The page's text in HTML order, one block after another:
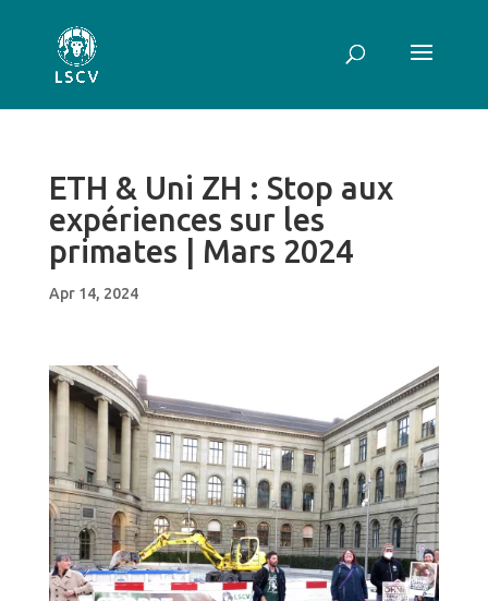
ETH & Uni ZH : Stop aux
expériences sur les
primates | Mars 2024
Apr 14, 2024